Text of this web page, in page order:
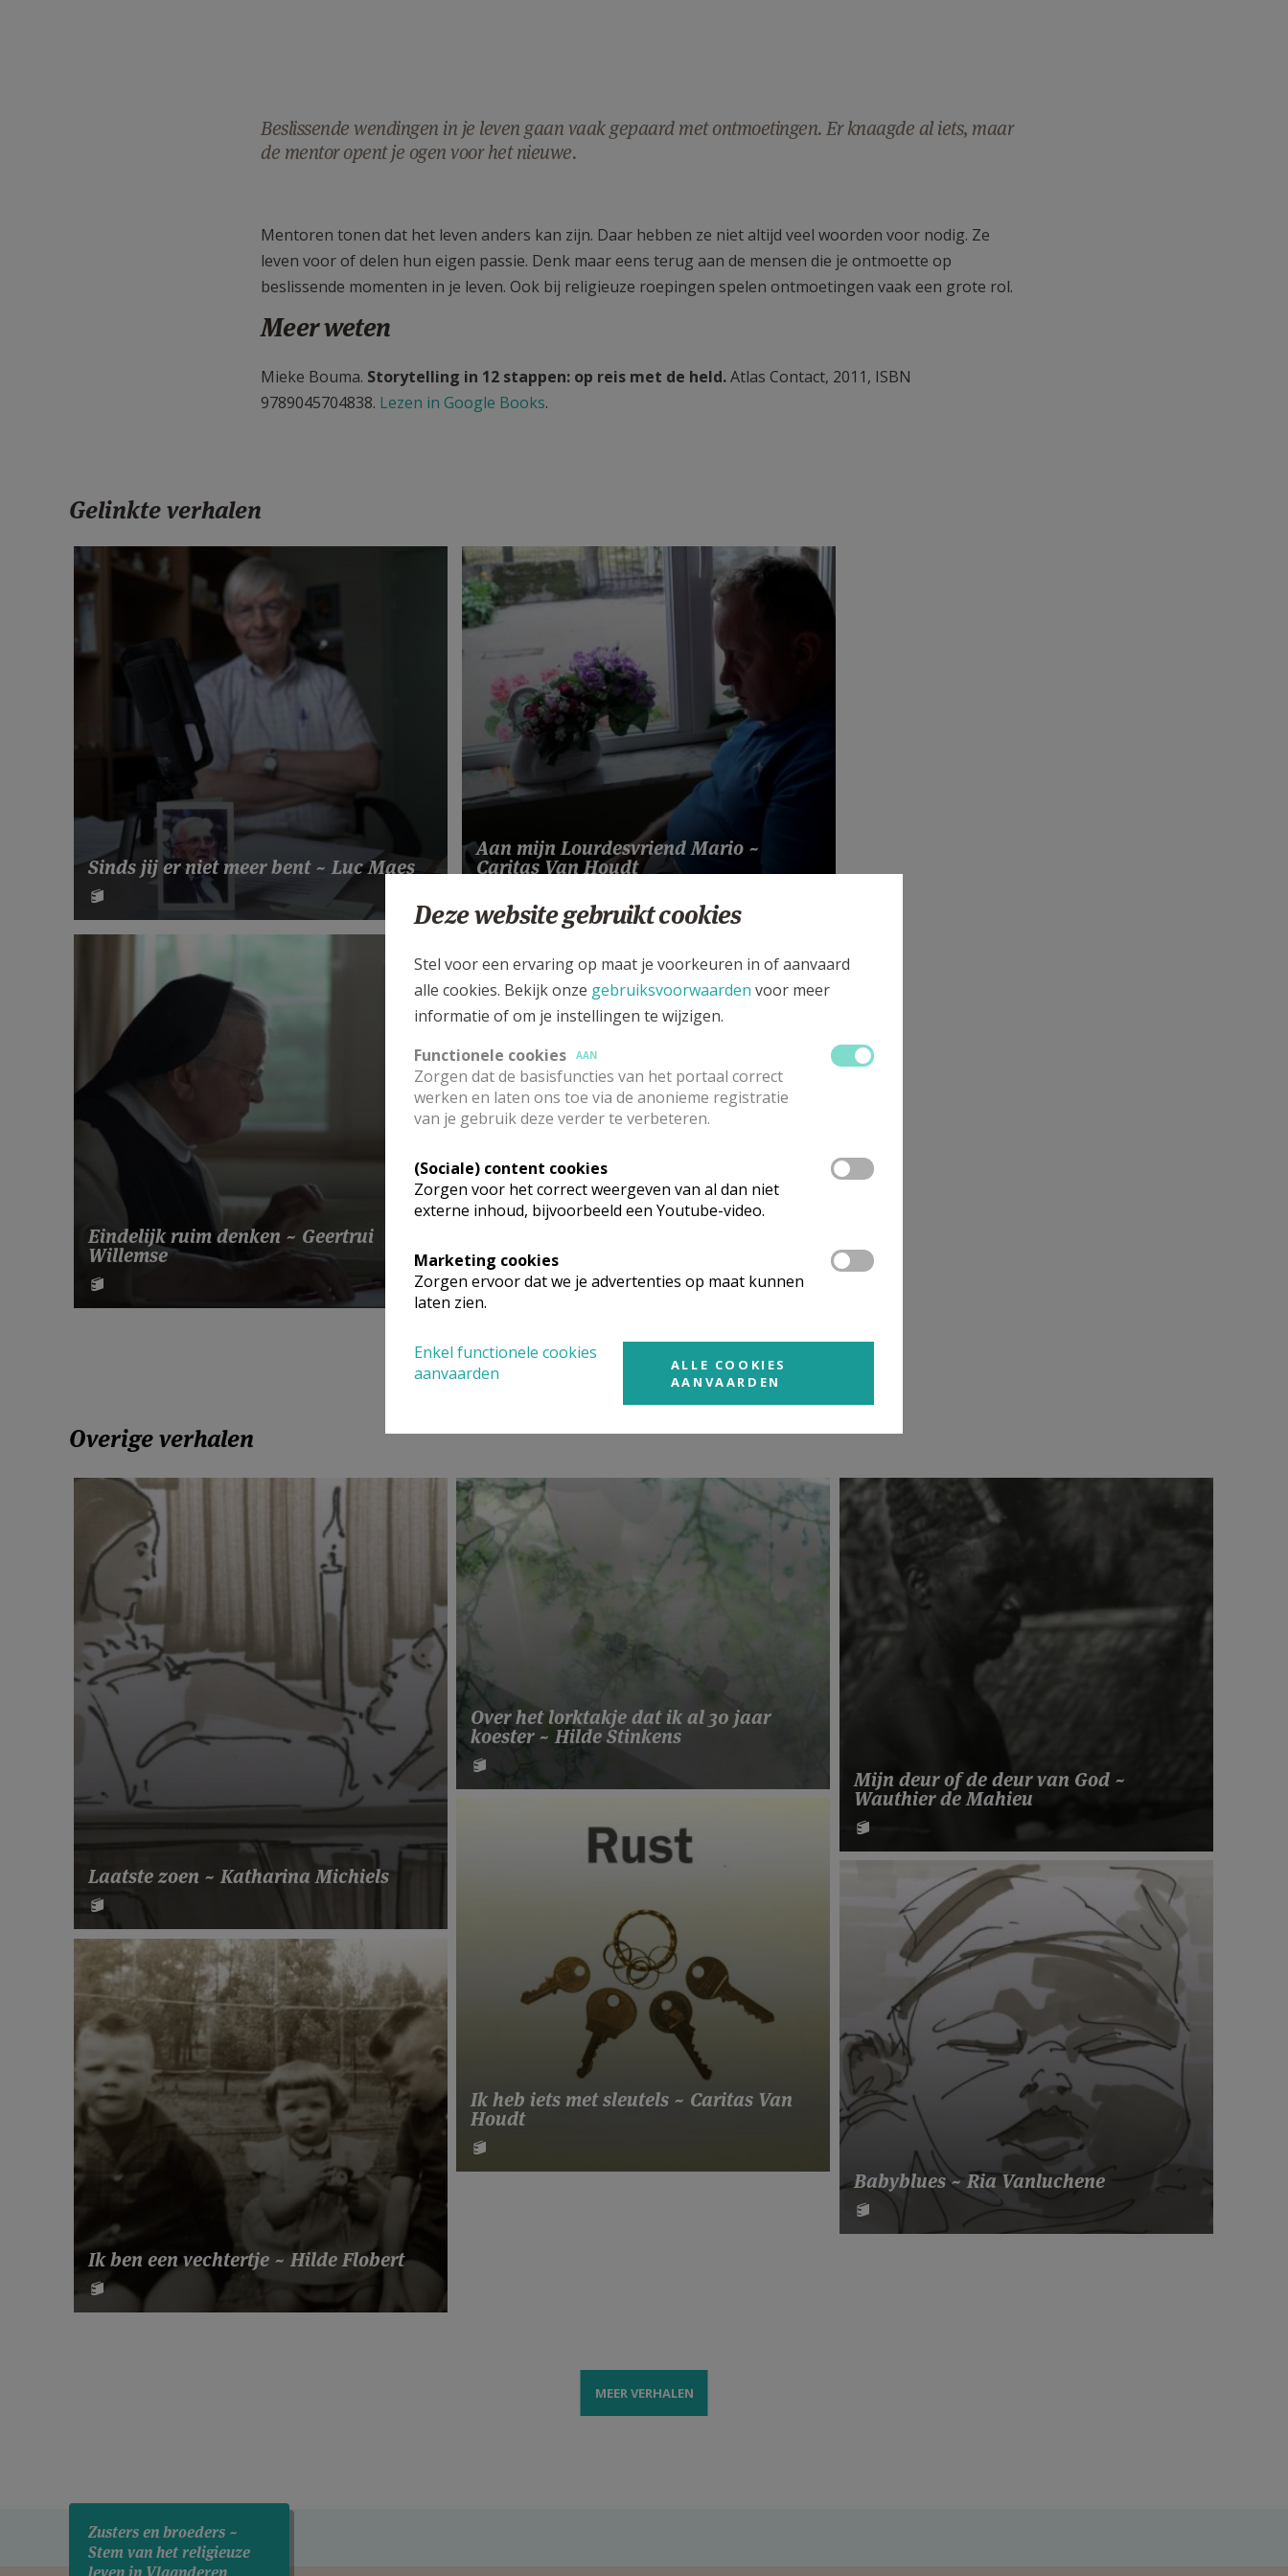
Beslissende wendingen in je leven gaan vaak gepaard met ontmoetingen. Er knaagde al iets, maar
de mentor opent je ogen voor het nieuwe.
Mentoren tonen dat het leven anders kan zijn. Daar hebben ze niet altijd veel woorden voor nodig. Ze
leven voor of delen hun eigen passie. Denk maar eens terug aan de mensen die je ontmoette op
beslissende momenten in je leven. Ook bij religieuze roepingen spelen ontmoetingen vaak een grote rol.
Meer weten
Mieke Bouma. Storytelling in 12 stappen: op reis met de held.Atlas Contact, 2011, ISBN
9789045704838. Lezen in Google Books.
Gelinkte verhalen
Sinds jij er niet meer bent ~ Luc Maes
Aan mijn Lourdesvriend Mario ~
Caritas Van Houdt
Eindelijk ruim denken ~ Geertrui
Willemse Ghijs
Overige verhalen
Laatste zoen ~ Katharina Michiels
Over het lorktakje dat ik al 30 jaar
koester ~ Hilde Stinkens
Mijn deur of de deur van God ~
Wauthier de Mahieu
Ik heb iets met sleutels ~ Caritas Van
Houdt
Babyblues ~ Ria Vanluchene
Ik ben een vechtertje ~ Hilde Flobert
MEER VERHALEN
Zusters en broeders ~
Stem van het religieuze
Deze website gebruikt cookies
Stel voor een ervaring op maat je voorkeuren in of aanvaard
alle cookies. Bekijk onze gebruiksvoorwaarden voor meer
informatie of om je instellingen te wijzigen.
Functionele cookies
AAN
Zorgen dat de basisfuncties van het portaal correct
werken en laten ons toe via de anonieme registratie
van je gebruik deze verder te verbeteren.
(Sociale) content cookies
Zorgen voor het correct weergeven van al dan niet
externe inhoud, bijvoorbeeld een Youtube-video.
Marketing cookies
Zorgen ervoor dat we je advertenties op maat kunnen
laten zien.
Enkel functionele cookies
aanvaarden
ALLE COOKIES
AANVAARDEN